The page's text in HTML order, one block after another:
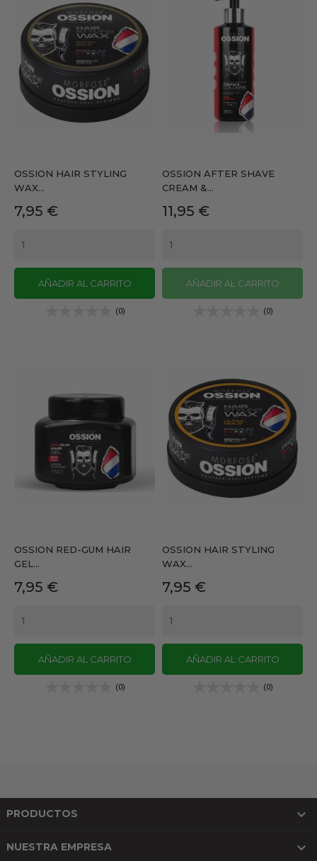
OSSION HAIR STYLING
WAX...
Precio
7,95 €
AÑADIR AL CARRITO
(0)
OSSION AFTER SHAVE
CREAM &...
Precio
11,95 €
AÑADIR AL CARRITO
(0)
OSSION RED-GUM HAIR
GEL...
Precio
7,95 €
AÑADIR AL CARRITO
(0)
OSSION HAIR STYLING
WAX...
Precio
7,95 €
AÑADIR AL CARRITO
(0)
PRODUCTOS 
NUESTRA EMPRESA 